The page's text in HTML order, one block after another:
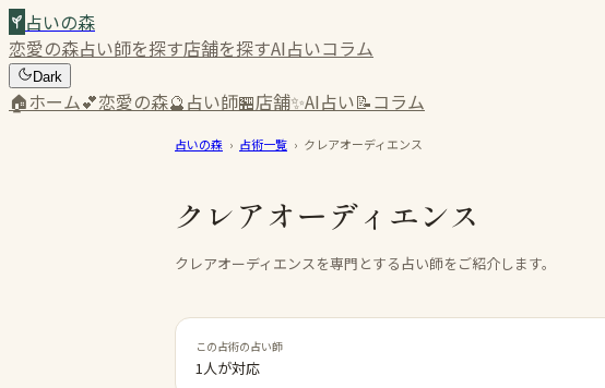
占いの森
恋愛の森占い師を探す店舗を探すAI占いコラム
Dark
🏠ホーム💕恋愛の森🔮占い師🏪店舗✨AI占い📝コラム
占いの森 › 占術一覧 › クレアオーディエンス
クレアオーディエンス
クレアオーディエンスを専門とする占い師をご紹介します。
この占術の占い師
1人が対応